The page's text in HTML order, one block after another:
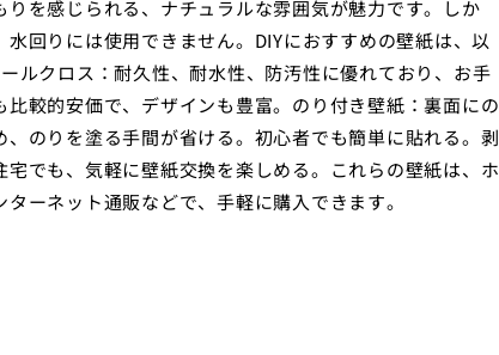
りを感じられる、ナチュラルな雰囲気が魅力です。しか
水回りには使用できません。DIYにおすすめの壁紙は、以
ルクロス：耐久性、耐水性、防汚性に優れており、お手
比較的安価で、デザインも豊富。のり付き壁紙：裏面にの
、のりを塗る手間が省ける。初心者でも簡単に貼れる。剥
宅でも、気軽に壁紙交換を楽しめる。これらの壁紙は、ホ
ーネット通販などで、手軽に購入できます。